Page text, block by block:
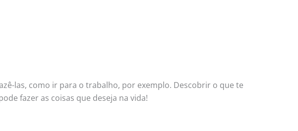
las, como ir para o trabalho, por exemplo. Descobrir o que te
fazer as coisas que deseja na vida!